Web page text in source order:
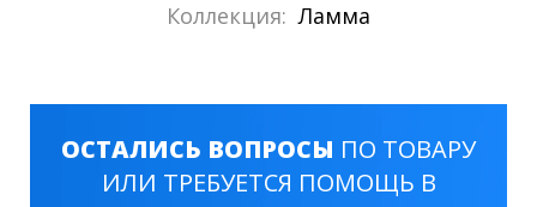
Коллекция: Ламма
ОСТАЛИСЬ ВОПРОСЫ ПО ТОВАРУ
ИЛИ ТРЕБУЕТСЯ ПОМОЩЬ В